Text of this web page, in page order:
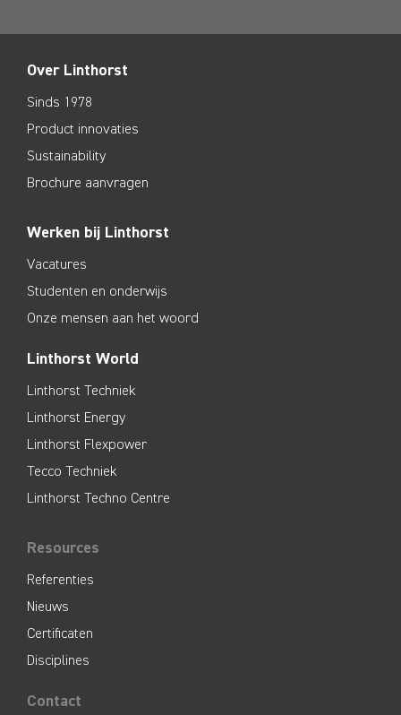
Over Linthorst
Sinds 1978
Product innovaties
Sustainability
Brochure aanvragen
Werken bij Linthorst
Vacatures
Studenten en onderwijs
Onze mensen aan het woord
Linthorst World
Linthorst Techniek
Linthorst Energy
Linthorst Flexpower
Tecco Techniek
Linthorst Techno Centre
Resources
Referenties
Nieuws
Certificaten
Disciplines
Contact